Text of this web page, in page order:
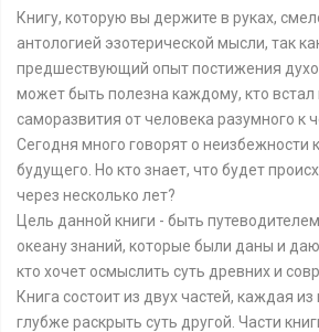
Книгу, которую вы держите в руках,
антологией эзотерической мысли, так
предшествующий опыт постижения
может быть полезна каждому, кто встал
саморазвития от человека разумного к
Сегодня много говорят о неизбежности
будущего. Но кто знает, что будет
через несколько лет?
Цель данной книги - быть
океану знаний, которые были даны и
кто хочет осмыслить суть древних и
Книга состоит из двух частей, каждая
глубже раскрыть суть другой. Части